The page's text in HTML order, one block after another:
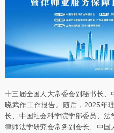
十三届全国人大常委会副秘书长
晓武作工作报告。随后，2025年
长、中国社会科学院学部委员、
律师法学研究会常务副会长、中